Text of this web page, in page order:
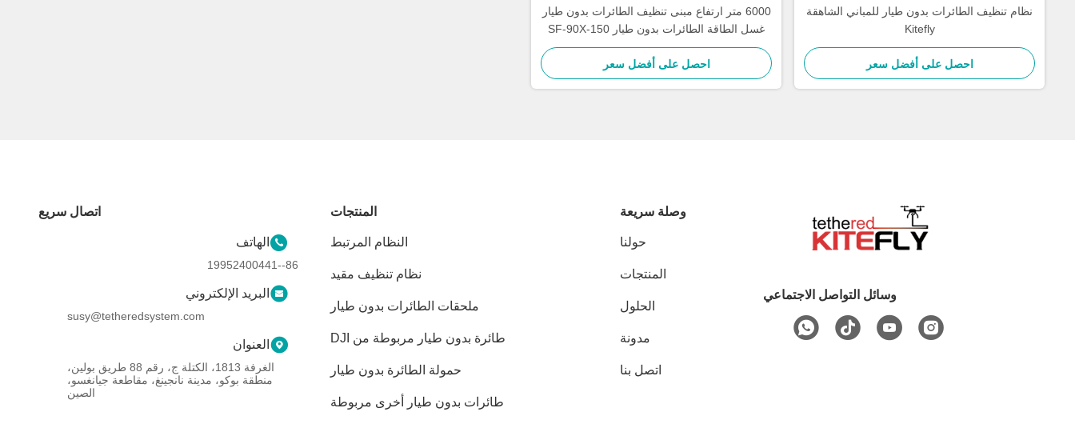
نظام تنظيف الطائرات بدون طيار للمباني الشاهقة
Kitefly
احصل على أفضل سعر
6000 متر ارتفاع مبنى تنظيف الطائرات بدون طيار
غسل الطاقة الطائرات بدون طيار SF-90X-150
الطائرة السحرية
احصل على أفضل سعر
وسائل التواصل الاجتماعي
وصلة سريعة
حولنا
المنتجات
الحلول
مدونة
اتصل بنا
المنتجات
النظام المرتبط
نظام تنظيف مقيد
ملحقات الطائرات بدون طيار
طائرة بدون طيار مربوطة من DJI
حمولة الطائرة بدون طيار
طائرات بدون طيار أخرى مربوطة
اتصال سريع
الهاتف
86--19952400441
البريد الإلكتروني
susy@tetheredsystem.com
العنوان
الغرفة 1813، الكتلة ج، رقم 88 طريق بولين،
منطقة بوكو، مدينة نانجينغ، مقاطعة جيانغسو،
الصين